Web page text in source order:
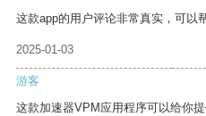
这款app的用户评论非常真实，可以
2025-01-03
游客
这款加速器VPM应用程序可以给你